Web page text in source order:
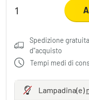
Spedizione
d"acquisto
Tempi medi di
Lampadina(e)